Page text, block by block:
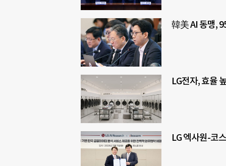
韓美 AI 동맹,
LG전자, 효율
LG 엑사원-코